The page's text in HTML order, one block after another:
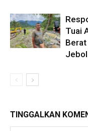
Tuai
Jebol
TINGGALKAN